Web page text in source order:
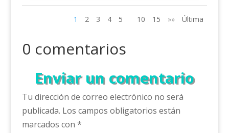
1 2 3 4 5 10 15 »» Última
0 comentarios
Enviar un comentario
Tu dirección de correo electrónico no será
publicada. Los campos obligatorios están
marcados con *